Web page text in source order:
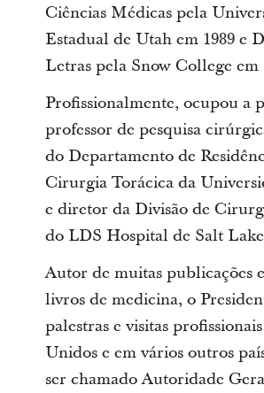
Ciências Médicas pela
Estadual de Utah em 1989 e
Letras pela Snow College em
Profissionalmente, ocupou a
professor de pesquisa
do Departamento de
Cirurgia Torácica da
e diretor da Divisão de
do LDS Hospital de Salt
Autor de muitas publicações
livros de medicina, o
palestras e visitas
Unidos e em vários outros
ser chamado Autoridade